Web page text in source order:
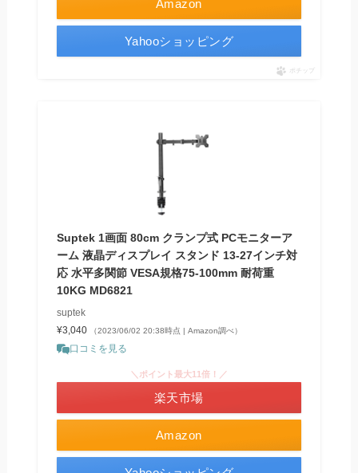
Amazon
Yahooショッピング
ポチップ
Suptek 1画面 80cm クランプ式 PCモニターア
ーム 液晶ディスプレイ スタンド 13-27インチ対
応 水平多関節 VESA規格75-100mm 耐荷重
10KG MD6821
suptek
¥3,040
（2023/06/02 20:38時点 | Amazon調べ）
口コミを見る
Amazon
＼ポイント最大11倍！／
楽天市場